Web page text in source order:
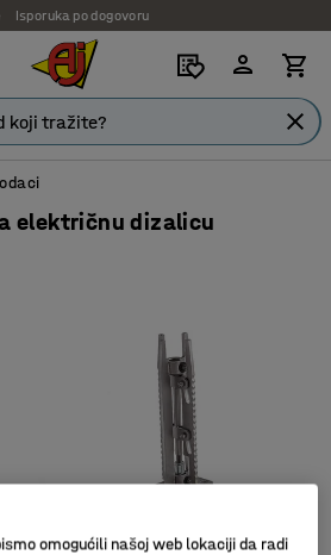
Isporuka po dogovoru
električnu dizalicu
omogućili našoj web lokaciji da radi